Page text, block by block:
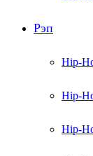
Рэп
Hip-
Hip-
Hip-